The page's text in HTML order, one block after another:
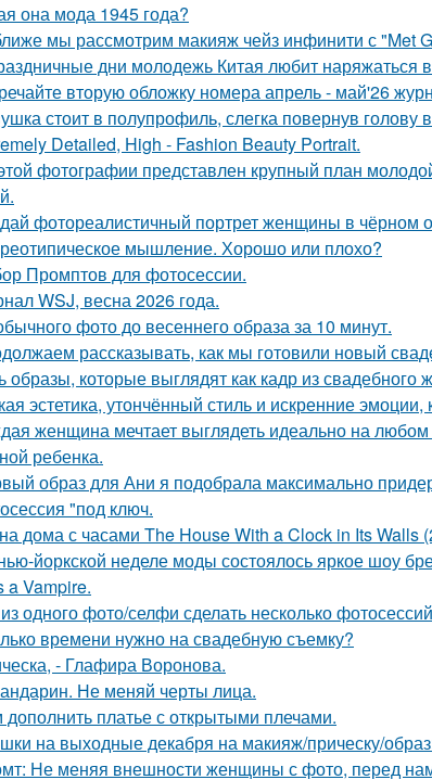
она мода 1945 года?
мы рассмотрим макияж чейз инфинити с "Met
дни молодежь Китая любит наряжаться
вторую обложку номера апрель - май'26
стоит в полупрофиль, слегка повернув голову
Detailed, High - Fashion Beauty Portrait.
фотографии представлен крупный план
фотореалистичный портрет женщины в чёрном
мышление. Хорошо или плохо?
Промптов для фотосессии.
WSJ, весна 2026 года.
фото до весеннего образа за 10 минут.
рассказывать, как мы готовили новый
образы, которые выглядят как кадр из свадебного
эстетика, утончённый стиль и искренние
женщина мечтает выглядеть идеально на
ребенка.
образ для Ани я подобрала максимально
"под ключ.
дома с часами The House With a Clock in Its Walls
йоркской неделе моды состоялось яркое шоу
a Vampire.
одного фото/селфи сделать несколько
времени нужно на свадебную съемку?
- Глафира Воронова.
Не меняй черты лица.
платье с открытыми плечами.
на выходные декабря на макияж/прическу/
Не меняя внешности женщины с фото, перед